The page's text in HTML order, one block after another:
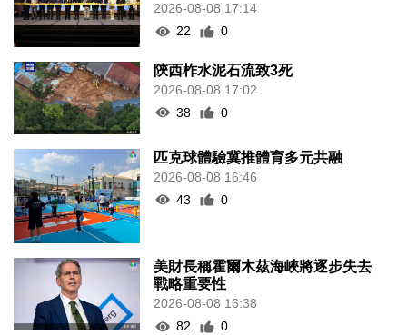
2026-08-08 17:14
22
0
陝西柞水泥石流致3死
2026-08-08 17:02
38
0
匹克球體驗冀推體育多元共融
2026-08-08 16:46
43
0
美財長稱霍爾木茲海峽將逐步失去
戰略重要性
2026-08-08 16:38
82
0